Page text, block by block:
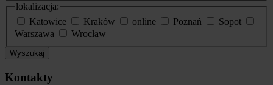
lokalizacja:
Katowice
Kraków online Poznań
Sopot
Warszawa
Wrocław
Wyszukaj
Kontakty